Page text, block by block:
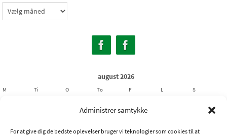
Administrer samtykke
For at give dig de bedste oplevelser bruger vi teknologier som cookies til at
Arkiver
august 2026
M Ti O To F L S
10
11 12 13 14 15